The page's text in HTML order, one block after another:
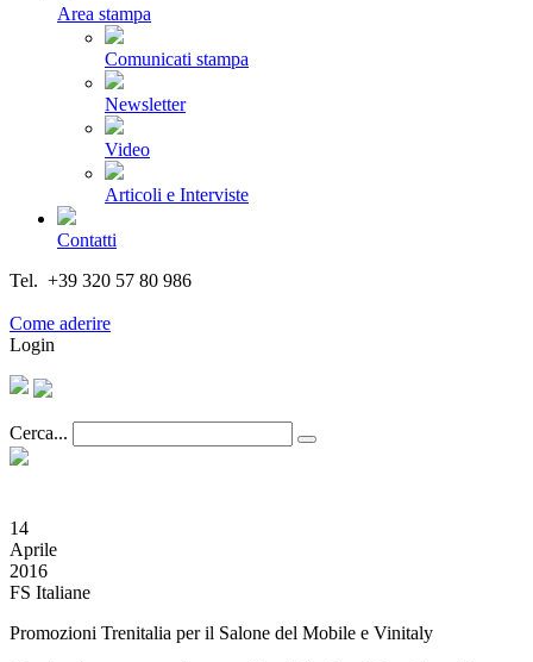
Area stampa
Comunicati stampa
Newsletter
Video
Articoli e Interviste
Contatti
Tel. +39 320 57 80 986
Come aderire
Login
Cerca...
14
Aprile
2016
FS Italiane
Promozioni Trenitalia per il Salone del Mobile e Vinitaly